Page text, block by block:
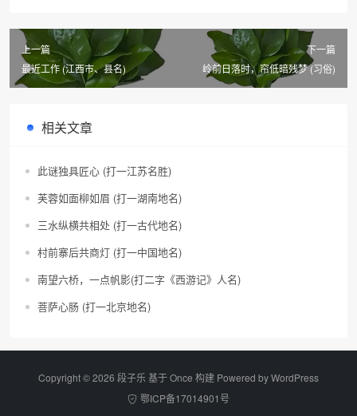
上一篇
最近工作 (江西市、县名)
下一篇
岭前日落时，帘低暗残梦 (习俗)
相关文章
此谜独具匠心 (打一江苏名胜)
芙蓉如面柳如眉 (打一湖南地名)
三水纵横共相处 (打一古代地名)
村前寨后共商灯 (打一中国地名)
南望六桥，一点帆影(打二字《西游记》人名)
菩萨心肠 (打一北京地名)
Copyright © 2026 段子乐 基于 Once 构建 Powered byWordPress
鄂ICP备17014901号